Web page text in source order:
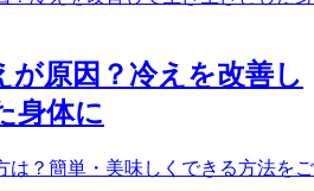
が原因？冷えを改善し
身体に